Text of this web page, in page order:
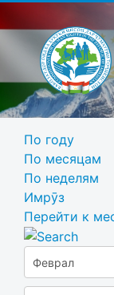
По году
По месяцам
По неделям
Имрӯз
Перейти к